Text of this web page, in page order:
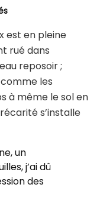
est en pleine
rué dans
reposoir ;
les
à même le sol en
s’installe
un
j’ai dû
des